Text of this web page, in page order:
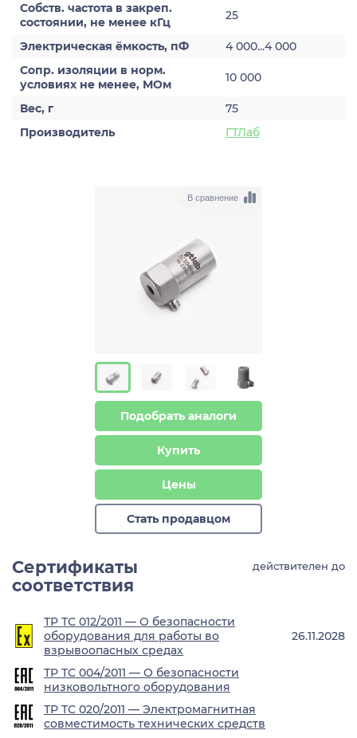
Собств. частота в закреп.
состоянии, не менее кГц
25
Электрическая ёмкость, пФ
4 000...4 000
Сопр. изоляции в норм.
условиях не менее, МОм
10 000
Вес, г
75
Производитель
ГТЛаб
В сравнение
Подобрать аналоги
Купить
Цены
Стать продавцом
Сертификаты
соответствия
действителен до
ТР ТС 012/2011 — О безопасности
оборудования для работы во
взрывоопасных средах
26.11.2028
ТР ТС 004/2011 — О безопасности
низковольтного оборудования
ТР ТС 020/2011 — Электромагнитная
совместимость технических средств